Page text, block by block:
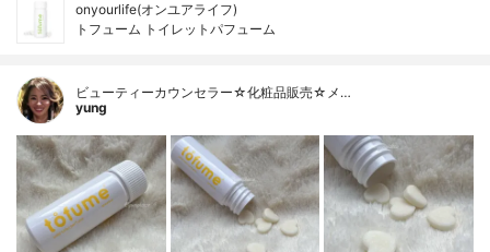
onyourlife(オンユアライフ)
トフューム トイレットパフューム
ビューティーカウンセラー☆化粧品販売☆メ…
yung